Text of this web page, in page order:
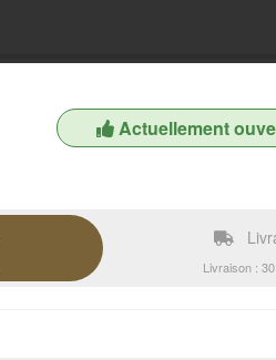
Actuellement
Livraison :